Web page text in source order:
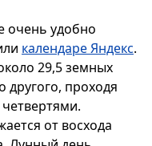
очень удобно
календаре Яндекс.
29,5 земных
другого, проходя
от восхода